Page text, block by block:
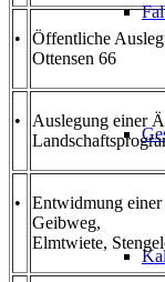
•
Öffentliche
Ottensen 66
•
Auslegung einer
•
Entwidmung
Geibweg,
Elmtwiete,